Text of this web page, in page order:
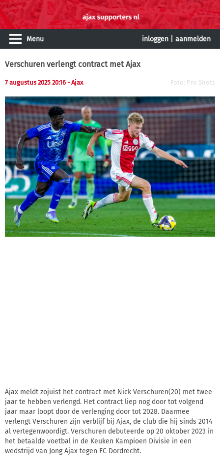
Menu inloggen aanmelden
Verschuren verlengt contract met Ajax
7 augustus 2025 20:16 - Ajax Foto: Pro Shots
Ajax meldt zojuist het contract met Nick Verschuren(20) met twee
jaar te hebben verlengd. Het contract liep nog door tot volgend
jaar maar loopt door de verlenging door tot 2028. Daarmee
verlengt Verschuren zijn verblijf bij Ajax, de club die hij sinds 2014
al vertegenwoordigt. Verschuren debuteerde op 20 oktober 2023 in
het betaalde voetbal in de Keuken Kampioen Divisie in een
wedstrijd van Jong Ajax tegen FC Dordrecht.